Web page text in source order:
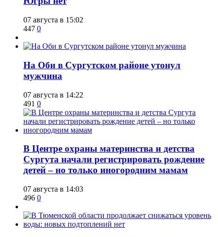
07 августа в 15:02
447 0
​На Оби в Сургутском районе утонул
мужчина
07 августа в 14:22
491 0
​В Центре охраны материнства и детства
Сургута начали регистрировать рождение
детей – но только иногородним мамам
07 августа в 14:03
496 0